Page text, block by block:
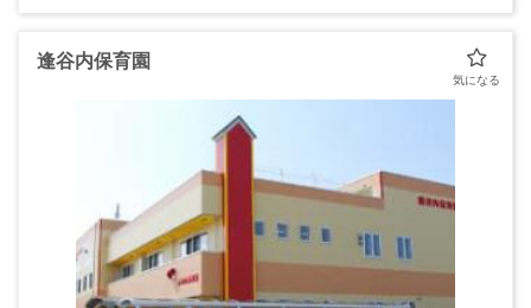
逢谷内保育園